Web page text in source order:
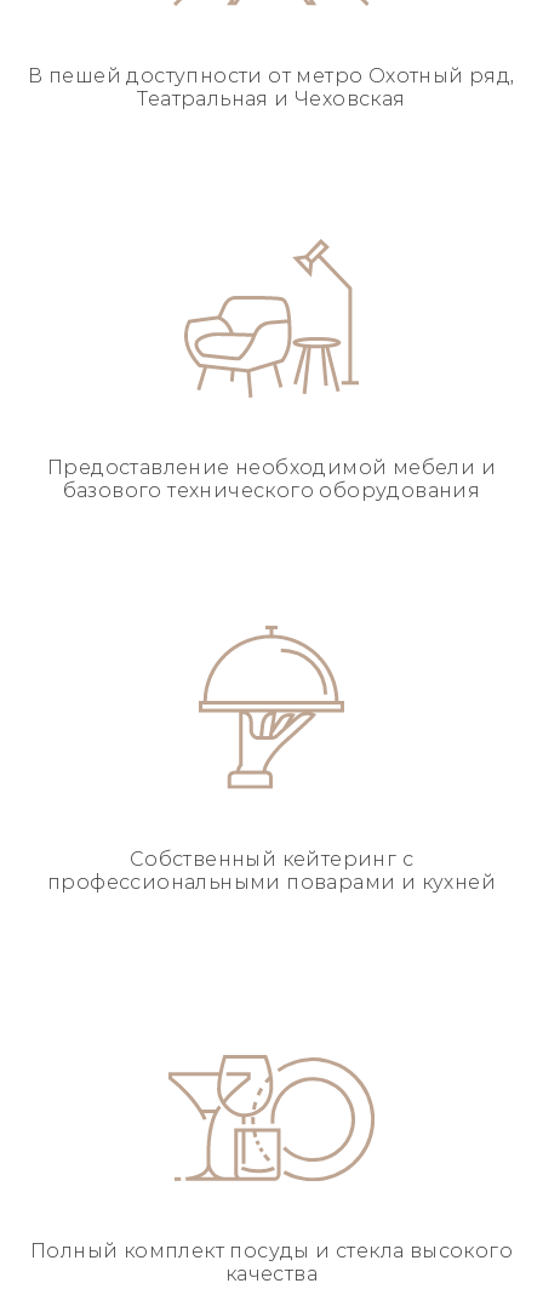
В пешей доступности от метро Охотный ряд,
Театральная и Чеховская
Предоставление необходимой мебели и
базовоготехнического оборудования
Собственный кейтеринг с
профессиональными поварами и кухней
Полный комплект посуды и стекла высокого
качества